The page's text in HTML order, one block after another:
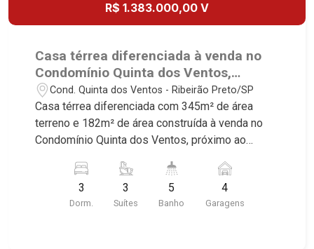
R$ 1.383.000,00 V
Casa térrea diferenciada à venda no
Condomínio Quinta dos Ventos,
próximo ao Shopping Iguatemi -
Ribeirão Preto/SP.
Cond. Quinta dos Ventos - Ribeirão Preto/SP
Casa térrea diferenciada com 345m² de área
terreno e 182m² de área construída à venda no
Condomínio Quinta dos Ventos, próximo ao
Ventos, Ribeirão Preto/SP. Conheça as
características deste imóvel que a Martinelli
Imobiliária selecionou para você: - 345m² de área
3
Dorm.
3
Suítes
5
Banho
4
Garagens